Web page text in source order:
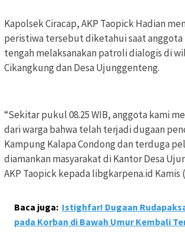
Kapolsek Ciracap, AKP Taopick Hadian
peristiwa tersebut diketahui saat anggota
tengah melaksanakan patroli dialogis di
Cikangkung dan Desa Ujunggenteng.
“Sekitar pukul 08.25 WIB, anggota kami
dari warga bahwa telah terjadi dugaan
Kampung Kalapa Condong dan terduga
diamankan masyarakat di Kantor Desa
AKP Taopick kepada libgkarpena.id Kamis
Baca juga: Istighfar! Dugaan
pada Korban di Bawah Umur Kembali